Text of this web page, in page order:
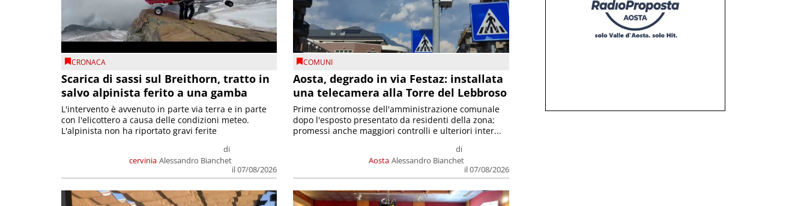
CRONACA
Scarica di sassi sul Breithorn, tratto in
salvo alpinista ferito a una gamba
cervinia
di
Alessandro Bianchet
il 07/08/2026
L'intervento è avvenuto in parte via terra e in parte
con l'elicottero a causa delle condizioni meteo.
L'alpinista non ha riportato gravi ferite
COMUNI
Aosta, degrado in via Festaz: installata
una telecamera alla Torre del Lebbroso
Aosta
di
Alessandro Bianchet
il 07/08/2026
Prime contromosse dell'amministrazione comunale
dopo l'esposto presentato da residenti della zona;
promessi anche maggiori controlli e ulteriori inter...